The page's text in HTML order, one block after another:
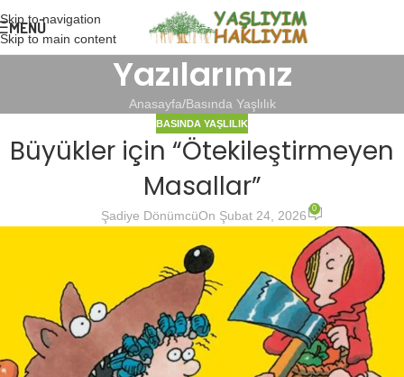
Skip to navigation
Skip to main content
MENÜ
Yazılarımız
Anasayfa Basında Yaşlılık
BASINDA YAŞLILIK
Büyükler için “Ötekileştirmeyen
Masallar”
Şadiye DönümcüOn Şubat 24, 2026 0